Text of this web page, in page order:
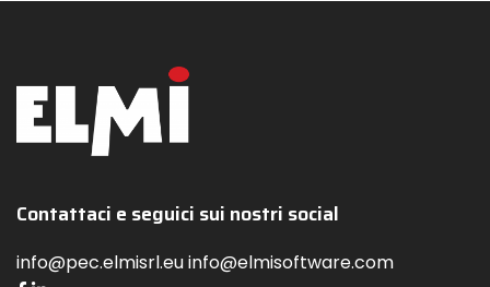
Contattaci e seguici sui nostri social
info@pec.elmisrl.eu info@elmisoftware.com